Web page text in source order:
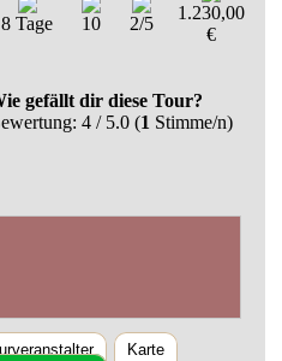
8 Tage 10 2/5
1.230,00
€
gefällt dir diese Tour?
4/ 5.0 (1 Stimme/n)
Karte